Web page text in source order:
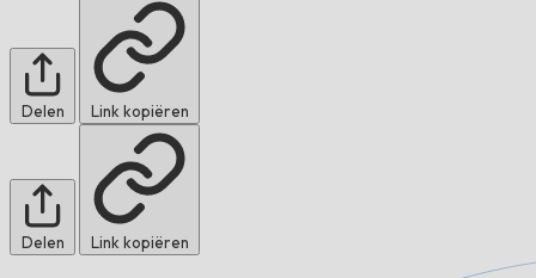
Delen Link kopiëren
Delen Link kopiëren